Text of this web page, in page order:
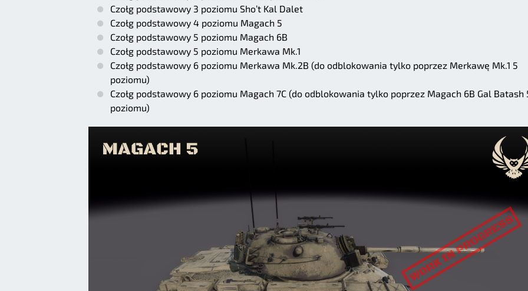
Czołg podstawowy 3 poziomu Sho’t Kal Dalet
Czołg podstawowy 4 poziomu Magach 5
Czołg podstawowy 5 poziomu Magach 6B
Czołg podstawowy 5 poziomu Merkawa Mk.1
Czołg podstawowy 6 poziomu Merkawa Mk.2B (do odblokowania tylko poprzez Merkawę Mk.1 5
poziomu)
Czołg podstawowy 6 poziomu Magach 7C (do odblokowania tylko poprzez Magach 6B Gal Batash
poziomu)